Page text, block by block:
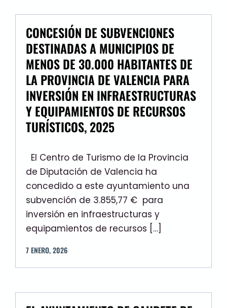
CONCESIÓN DE SUBVENCIONES
DESTINADAS A MUNICIPIOS DE
MENOS DE 30.000 HABITANTES DE
LA PROVINCIA DE VALENCIA PARA
INVERSIÓN EN INFRAESTRUCTURAS
Y EQUIPAMIENTOS DE RECURSOS
TURÍSTICOS, 2025
El Centro de Turismo de la Provincia
de Diputación de Valencia ha
concedido a este ayuntamiento una
subvención de 3.855,77 € para
inversión en infraestructuras y
equipamientos de recursos […]
7 ENERO,2026